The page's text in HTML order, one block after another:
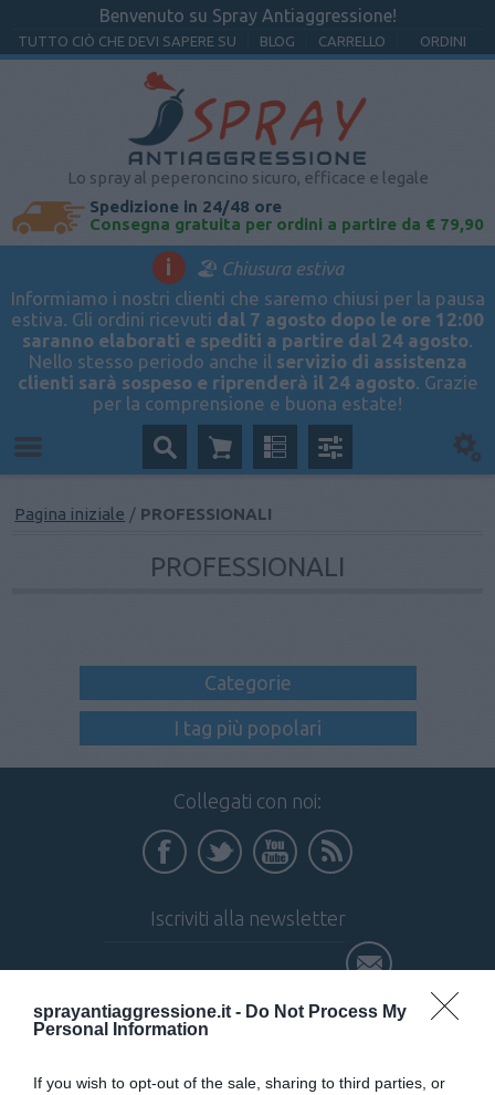
sprayantiaggressione.it - Do Not Process My
Personal Information
If you wish to opt-out of the sale, sharing to third parties, or
Benvenuto su Spray Antiaggressione!
TUTTO CIÒ CHE DEVI SAPERE SU BLOG CARRELLO ORDINI
Lo spray al peperoncino sicuro, efficace e legale
Spedizione in 24/48 ore
Consegna gratuita per ordini a partire da € 79,90
i
🏖️ Chiusura estiva
Informiamo i nostri clienti che saremo chiusi per la pausa
estiva. Gli ordini ricevuti dal 7 agosto dopo le ore 12:00
saranno elaborati e spediti a partire dal 24 agosto.
Nello stesso periodo anche il servizio di assistenza
clienti sarà sospeso e riprenderà il 24 agosto. Grazie
per la comprensione e buona estate!
Pagina iniziale / PROFESSIONALI
PROFESSIONALI
Categorie
I tag più popolari
Collegati con noi:
Iscriviti alla newsletter